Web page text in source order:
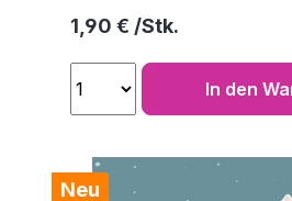
Regulärer Preis:
1,90 €
In den
Neu